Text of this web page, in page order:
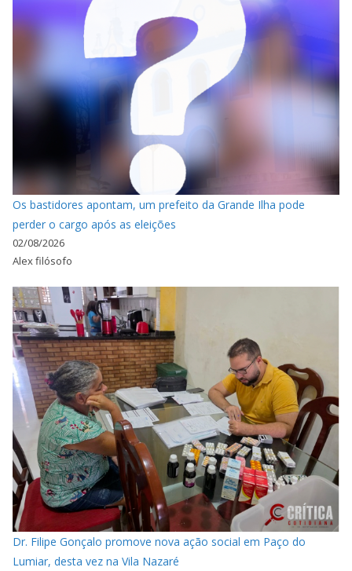
Os bastidores apontam, um prefeito da Grande Ilha pode
perder o cargo após as eleições
02/08/2026
Alex filósofo
Dr. Filipe Gonçalo promove nova ação social em Paço do
Lumiar, desta vez na Vila Nazaré